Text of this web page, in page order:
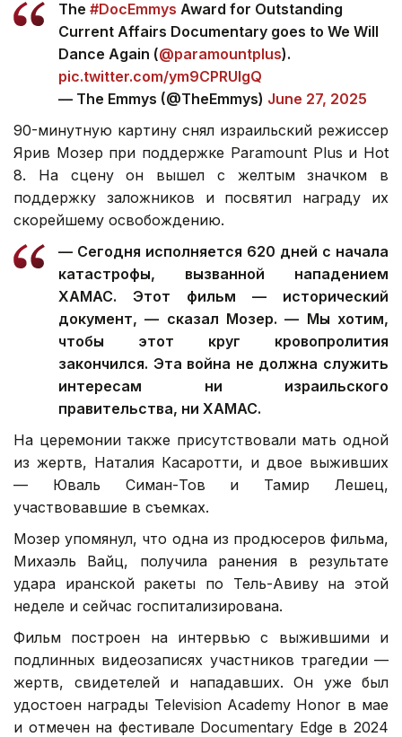
The #DocEmmys Award for Outstanding
Current Affairs Documentary goes to We Will
Dance Again (@paramountplus).
pic.twitter.com/ym9CPRUIgQ
— The Emmys (@TheEmmys) June 27, 2025
90-минутную картину снял израильский режиссер
Ярив Мозер при поддержке Paramount Plus и Hot
8. На сцену он вышел с желтым значком в
поддержку заложников и посвятил награду их
скорейшему освобождению.
— Сегодня исполняется 620 дней с начала
катастрофы, вызванной нападением
ХАМАС. Этот фильм — исторический
документ, — сказал Мозер. — Мы хотим,
чтобы этот круг кровопролития
закончился. Эта война не должна служить
интересам ни израильского
правительства, ни ХАМАС.
На церемонии также присутствовали мать одной
из жертв, Наталия Касаротти, и двое выживших
— Юваль Симан-Тов и Тамир Лешец,
участвовавшие в съемках.
Мозер упомянул, что одна из продюсеров фильма,
Михаэль Вайц, получила ранения в результате
удара иранской ракеты по Тель-Авиву на этой
неделе и сейчас госпитализирована.
Фильм построен на интервью с выжившими и
подлинных видеозаписях участников трагедии —
жертв, свидетелей и нападавших. Он уже был
удостоен награды Television Academy Honor в мае
и отмечен на фестивале Documentary Edge в 2024